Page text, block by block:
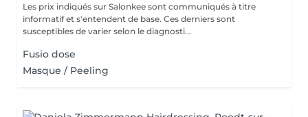
Les prix indiqués sur Salonkee sont communiqués à titre
informatif et s'entendent de base. Ces derniers sont
susceptibles de varier selon le diagnosti...
Fusio dose
Masque / Peeling